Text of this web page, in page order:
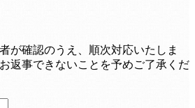
が確認のうえ、順次対応いたしま
返事できないことを予めご了承くだ